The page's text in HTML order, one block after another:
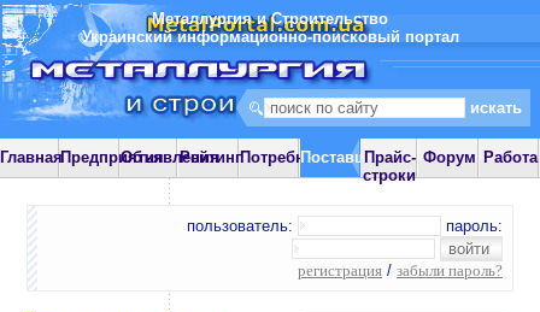
Металлургия и Строительство
Украинский информационно-поисковый портал
ГлавнаяПредприятияОбъявления
РейтингПотребностиПоставщики
Прайс-
строки
Форум Работа
пользователь: пароль:
регистрация / забыли пароль?